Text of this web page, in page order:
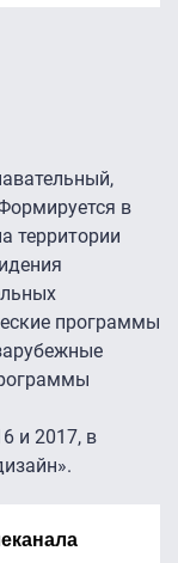
в
территории
программы
и 2017, в